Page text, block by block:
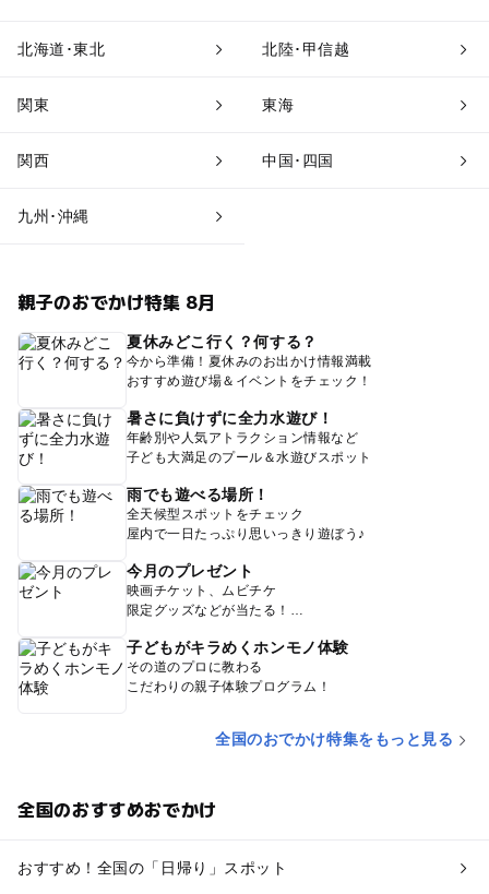
北海道･東北 北陸･甲信越
関東 東海
関西 中国･四国
九州･沖縄
親子のおでかけ特集 8月
夏休みどこ行く？何する？
今から準備！夏休みのお出かけ情報満載
おすすめ遊び場＆イベントをチェック！
暑さに負けずに全力水遊び！
年齢別や人気アトラクション情報など
子ども大満足のプール＆水遊びスポット
雨でも遊べる場所！
全天候型スポットをチェック
屋内で一日たっぷり思いっきり遊ぼう♪
今月のプレゼント
映画チケット、ムビチケ
限定グッズなどが当たる！
子どもがキラめくホンモノ体験
その道のプロに教わる
こだわりの親子体験プログラム！
全国のおでかけ特集をもっと見る
全国のおすすめおでかけ
おすすめ！全国の「日帰り」スポット